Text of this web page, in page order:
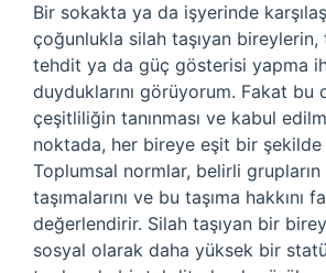
Bir sokakta ya da işyerinde
çoğunlukla silah taşıyan
tehdit ya da güç gösterisi yapma
duyduklarını görüyorum. Fakat bu
çeşitliliğin tanınması ve kabul
noktada, her bireye eşit bir şekilde
Toplumsal normlar, belirli grupların
taşımalarını ve bu taşıma hakkını
değerlendirir. Silah taşıyan bir
sosyal olarak daha yüksek bir